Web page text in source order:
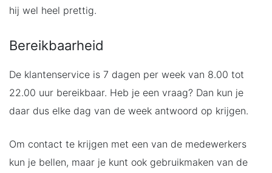
hij wel heel prettig.
Bereikbaarheid
De klantenservice is 7 dagen per week van 8.00 tot
22.00 uur bereikbaar. Heb je een vraag? Dan kun je
daar dus elke dag van de week antwoord op krijgen.
Om contact te krijgen met een van de medewerkers
kun je bellen, maar je kunt ook gebruikmaken van de